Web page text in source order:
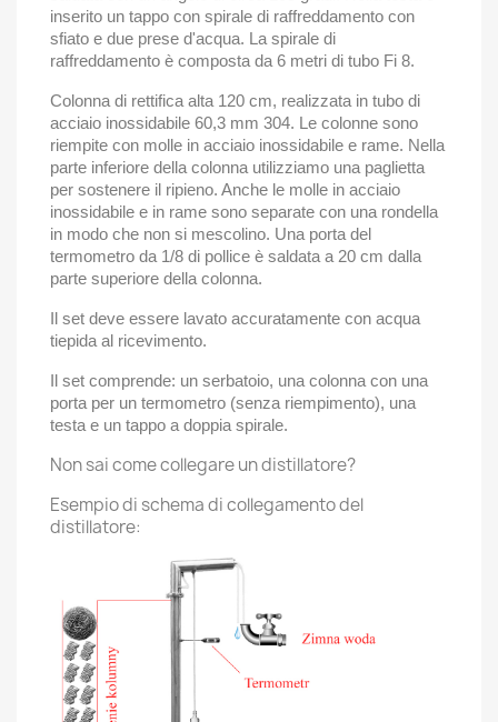
inserito un tappo con spirale di raffreddamento con
sfiato e due prese d'acqua. La spirale di
raffreddamento è composta da 6 metri di tubo Fi 8.
Colonna di rettifica alta 120 cm, realizzata in tubo di
acciaio inossidabile 60,3 mm 304. Le colonne sono
riempite con molle in acciaio inossidabile e rame. Nella
parte inferiore della colonna utilizziamo una paglietta
per sostenere il ripieno. Anche le molle in acciaio
inossidabile e in rame sono separate con una rondella
in modo che non si mescolino. Una porta del
termometro da 1/8 di pollice è saldata a 20 cm dalla
parte superiore della colonna.
Il set deve essere lavato accuratamente con acqua
tiepida al ricevimento.
Il set comprende: un serbatoio, una colonna con una
porta per un termometro (senza riempimento), una
testa e un tappo a doppia spirale.
Non sai come collegare un distillatore?
Esempio di schema di collegamento del
distillatore: